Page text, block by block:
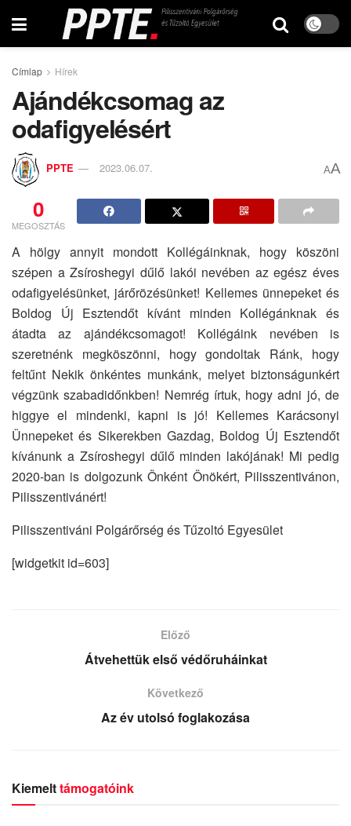
Címlap Hírek
Ajándékcsomag az
odafigyelésért
PPTE 2023.06.07. AA
0
MEGOSZTÁS
A hölgy annyit mondott Kollégáinknak, hogy köszöni
szépen a Zsíroshegyi dűlő lakói nevében az egész éves
odafigyelésünket, járőrözésünket! Kellemes ünnepeket és
Boldog Új Esztendőt kívánt minden Kollégánknak és
átadta az ajándékcsomagot! Kollégáink nevében is
szeretnénk megköszönni, hogy gondoltak Ránk, hogy
feltűnt Nekik önkéntes munkánk, melyet biztonságunkért
végzünk szabadidőnkben! Nemrég írtuk, hogy adni jó, de
higgye el mindenki, kapni is jó! Kellemes Karácsonyi
Ünnepeket és Sikerekben Gazdag, Boldog Új Esztendőt
kívánunk a Zsíroshegyi dűlő minden lakójának! Mi pedig
2020-ban is dolgozunk Önként Önökért, Pilisszentivánon,
Pilisszentivánért!
Pilisszentiváni Polgárőrség és Tűzoltó Egyesület
[widgetkit id=603]
Előző
Átvehettük első védőruháinkat
Következő
Az év utolsó foglakozása
Kiemelttámogatóink